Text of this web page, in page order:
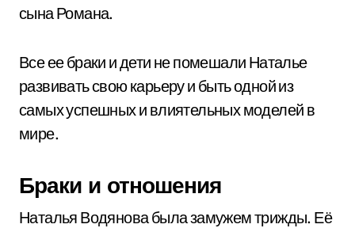
сына Романа.
Все ее браки и дети не помешали Наталье
развивать свою карьеру и быть одной из
самых успешных и влиятельных моделей в
мире.
Браки и отношения
Наталья Водянова была замужем трижды. Её